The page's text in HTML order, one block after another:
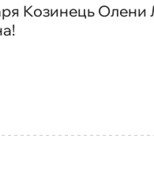
Козинець Олени